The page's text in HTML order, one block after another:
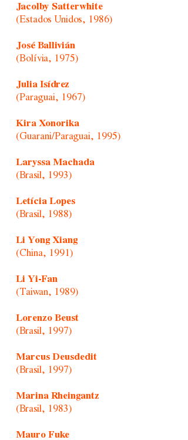
Jacolby Satterwhite
(Estados Unidos, 1986)
José Ballivián
(Bolívia, 1975)
Julia Isídrez
(Paraguai, 1967)
Kira Xonorika
(Guarani/Paraguai, 1995)
Laryssa Machada
(Brasil, 1993)
Letícia Lopes
(Brasil, 1988)
Li Yong Xiang
(China, 1991)
Li Yi-Fan
(Taiwan, 1989)
Lorenzo Beust
(Brasil, 1997)
Marcus Deusdedit
(Brasil, 1997)
Marina Rheingantz
(Brasil, 1983)
Mauro Fuke